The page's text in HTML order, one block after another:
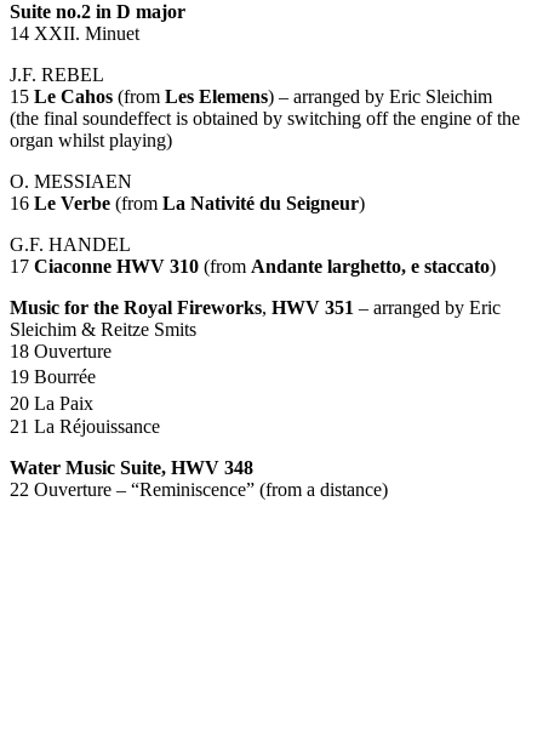
Suite no.2 in D major
14 XXII. Minuet
J.F. REBEL
15 Le Cahos (from Les Elemens) – arranged by Eric Sleichim
(the final soundeffect is obtained by switching off the engine of the
organ whilst playing)
O. MESSIAEN
16 Le Verbe (from La Nativité du Seigneur)
G.F. HANDEL
17 Ciaconne HWV 310 (from Andante larghetto, e staccato)
Music for the Royal Fireworks, HWV 351 – arranged by Eric
Sleichim & Reitze Smits
18 Ouverture
19 Bourrée
20 La Paix
21 La Réjouissance
Water Music Suite, HWV 348
22 Ouverture – “Reminiscence” (from a distance)